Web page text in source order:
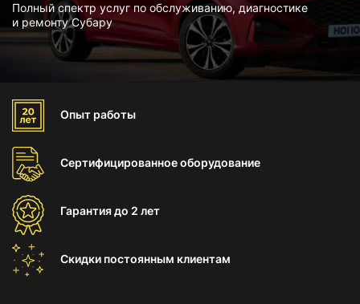
Полный спектр услуг по обслуживанию, диагностике
и ремонту Субару
Опыт работы
Сертифицированноеоборудование
Гарантиядо 2 лет
Скидки постоянным клиентам